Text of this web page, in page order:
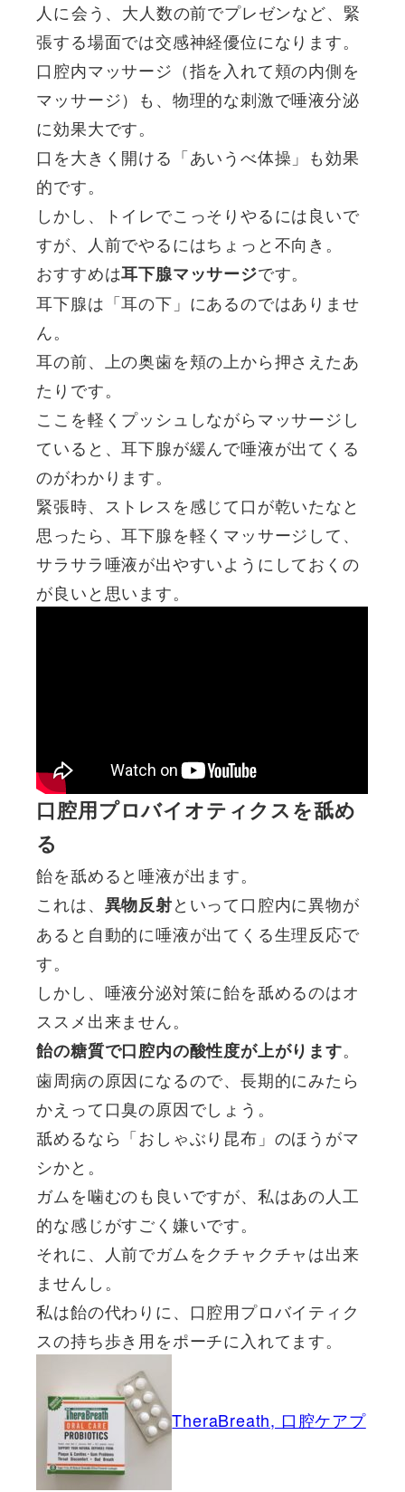
人に会う、大人数の前でプレゼンなど、緊
張する場面では交感神経優位になります。
口腔内マッサージ（指を入れて頬の内側を
マッサージ）も、物理的な刺激で唾液分泌
に効果大です。
口を大きく開ける「あいうべ体操」も効果
的です。
しかし、トイレでこっそりやるには良いで
すが、人前でやるにはちょっと不向き。
おすすめは耳下腺マッサージです。
耳下腺は「耳の下」にあるのではありませ
ん。
耳の前、上の奥歯を頬の上から押さえたあ
たりです。
ここを軽くプッシュしながらマッサージし
ていると、耳下腺が緩んで唾液が出てくる
のがわかります。
緊張時、ストレスを感じて口が乾いたなと
思ったら、耳下腺を軽くマッサージして、
サラサラ唾液が出やすいようにしておくの
が良いと思います。
口腔用プロバイオティクスを舐め
る
飴を舐めると唾液が出ます。
これは、 異物反射といって口腔内に異物が
あると自動的に唾液が出てくる生理反応で
す。
しかし、唾液分泌対策に飴を舐めるのはオ
ススメ出来ません。
飴の糖質で口腔内の酸性度が上がります。
歯周病の原因になるので、長期的にみたら
かえって口臭の原因でしょう。
舐めるなら「おしゃぶり昆布」のほうがマ
シかと。
ガムを噛むのも良いですが、私はあの人工
的な感じがすごく嫌いです。
それに、人前でガムをクチャクチャは出来
ませんし。
私は飴の代わりに、口腔用プロバイティク
スの持ち歩き用をポーチに入れてます。
TheraBreath, 口腔ケアプ